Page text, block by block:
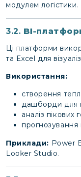
модулем логістики.
3.2. BI-
Ці платформи
та Excel для
Використання:
створення
дашборди для
аналіз пікових
Приклади: Power
Looker Studio.